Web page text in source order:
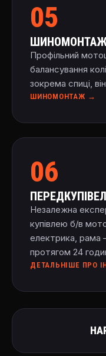
05
ШИНОМОНТАЖ
Профільний
балансування
зокрема спиці,
ШИНОМОНТАЖ →
06
Незалежна
купівлею б/в
електрика, рама
протягом 24
ДЕТАЛЬНІШЕ ПРО